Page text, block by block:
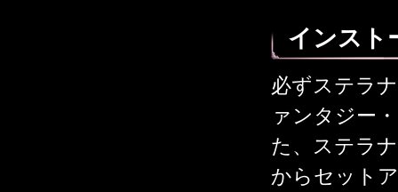
インスト
必ずステラ
ァンタジー
た、ステラ
からセット